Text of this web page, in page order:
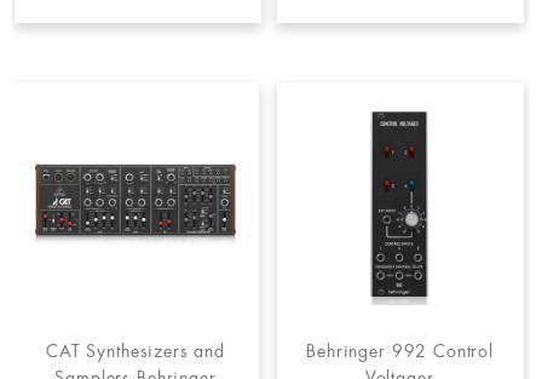
CAT Synthesizers and
Behringer 992 Control